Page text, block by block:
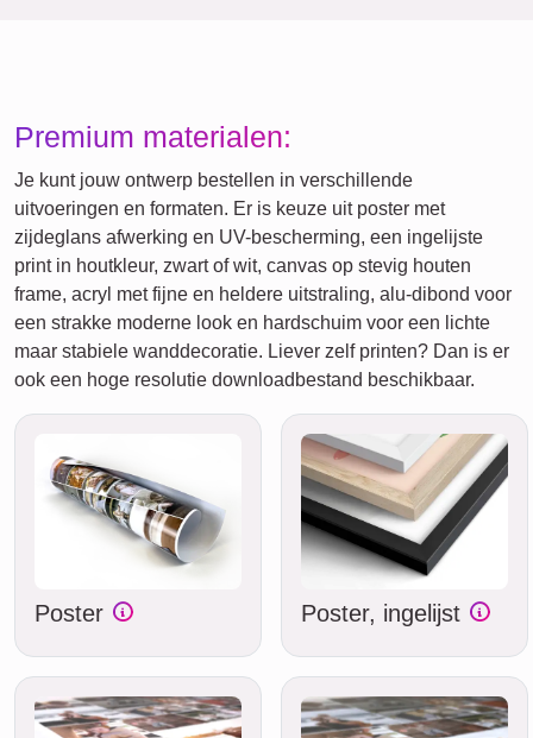
Premium materialen:
Je kunt jouw ontwerp bestellen in verschillende
uitvoeringen en formaten. Er is keuze uit poster met
zijdeglans afwerking en UV-bescherming, een ingelijste
print in houtkleur, zwart of wit, canvas op stevig houten
frame, acryl met fijne en heldere uitstraling, alu-dibond voor
een strakke moderne look en hardschuim voor een lichte
maar stabiele wanddecoratie. Liever zelf printen? Dan is er
ook een hoge resolutie downloadbestand beschikbaar.
Poster Poster, ingelijst